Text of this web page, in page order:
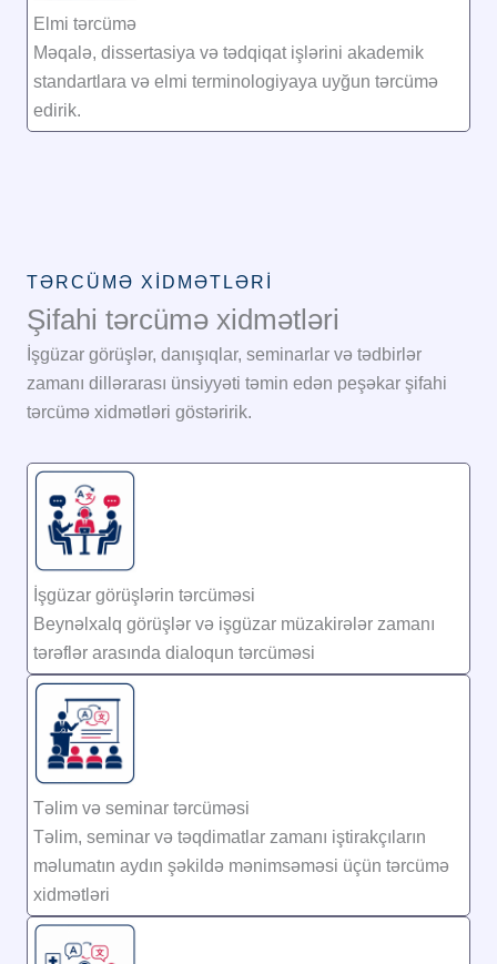
Elmi tərcümə
Məqalə, dissertasiya və tədqiqat işlərini akademik
standartlara və elmi terminologiyaya uyğun tərcümə
edirik.
TƏRCÜMƏ XIDMƏTLƏRI
Şifahi tərcümə xidmətləri
İşgüzar görüşlər, danışıqlar, seminarlar və tədbirlər
zamanı dillərarası ünsiyyəti təmin edən peşəkar şifahi
tərcümə xidmətləri göstəririk.
İşgüzar görüşlərin tərcüməsi
Beynəlxalq görüşlər və işgüzar müzakirələr zamanı
tərəflər arasında dialoqun tərcüməsi
Təlim və seminar tərcüməsi
Təlim, seminar və təqdimatlar zamanı iştirakçıların
məlumatın aydın şəkildə mənimsəməsi üçün tərcümə
xidmətləri